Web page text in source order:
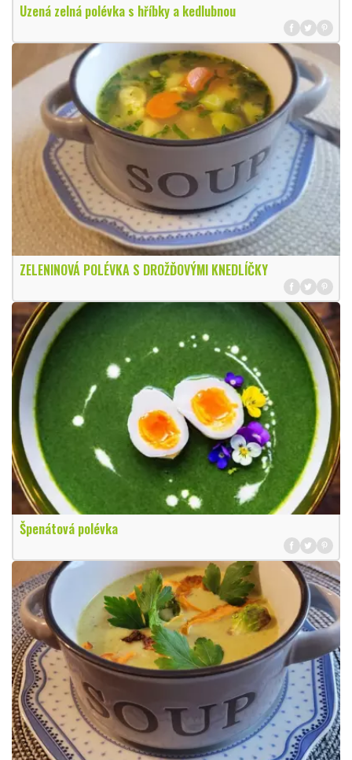
Uzená zelná polévka s hříbky a kedlubnou
ZELENINOVÁ POLÉVKA S DROŽĎOVÝMI KNEDLÍČKY
Špenátová polévka